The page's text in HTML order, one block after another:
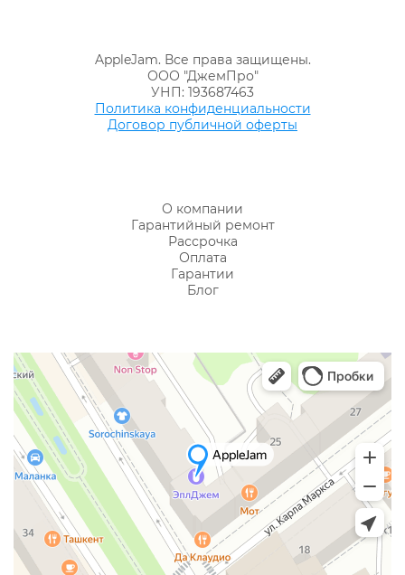
AppleJam. Все права защищены.
ООО "ДжемПро"
УНП: 193687463
Политика конфиденциальности
Договор публичной оферты
О компании
Гарантийный ремонт
Рассрочка
Оплата
Гарантии
Блог